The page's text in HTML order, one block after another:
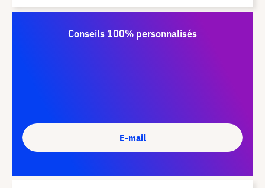
Conseils 100% personnalisés
E-mail